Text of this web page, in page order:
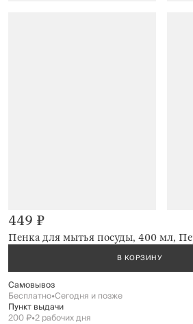
Пенка для мытья посуды, 400 мл,
449 ₽
В КОРЗИНУ
Самовывоз
Бесплатно•Сегодня и позже
Пункт выдачи
200 ₽•2 рабочих дня